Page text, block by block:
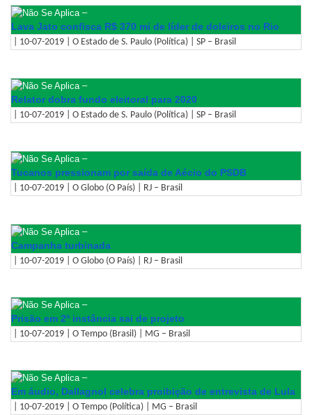
–
Lava Jato confisca R$ 370 mi de líder de doleiros no Rio
| 10-07-2019 | O Estado de S. Paulo (Política) | SP – Brasil
–
Relator dobra fundo eleitoral para 2020
| 10-07-2019 | O Estado de S. Paulo (Política) | SP – Brasil
–
Tucanos pressionam por saída de Aécio do PSDB
| 10-07-2019 | O Globo (O País) | RJ – Brasil
–
Campanha turbinada
| 10-07-2019 | O Globo (O País) | RJ – Brasil
–
Prisão em 2ª instância sai de projeto
| 10-07-2019 | O Tempo (Brasil) | MG – Brasil
–
Em áudio, Dallagnol celebra proibição de entrevista de Lula
| 10-07-2019 | O Tempo (Política) | MG – Brasil